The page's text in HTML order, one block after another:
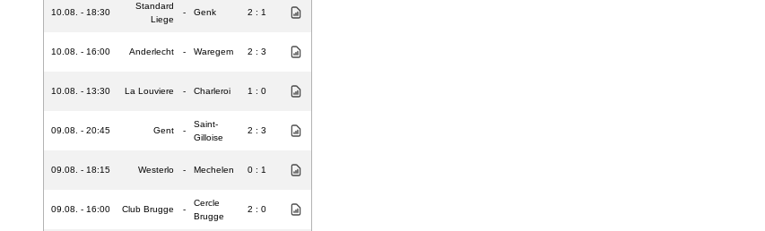
10.08. - 18:30
Standard
Liege
- Genk 2 : 1
10.08. - 16:00 Anderlecht - Waregem 2 : 3
10.08. - 13:30 La Louviere - Charleroi 1 : 0
09.08. - 20:45 Gent -
Saint-
Gilloise
2 : 3
09.08. - 18:15 Westerlo - Mechelen 0 : 1
09.08. - 16:00 Club Brugge -
Cercle
Brugge
2 : 0